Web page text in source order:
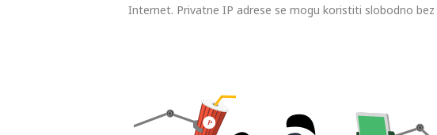
Internet. Privatne IP adrese se mogu koristiti slobodno bez